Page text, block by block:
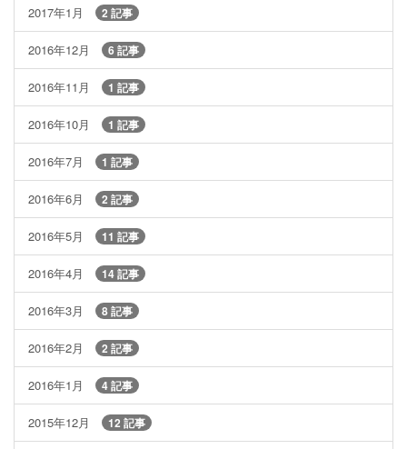
2017年1月 2 記事
2016年12月 6 記事
2016年11月 1 記事
2016年10月 1 記事
2016年7月 1 記事
2016年6月 2 記事
2016年5月 11 記事
2016年4月 14 記事
2016年3月 8 記事
2016年2月 2 記事
2016年1月 4 記事
2015年12月 12 記事